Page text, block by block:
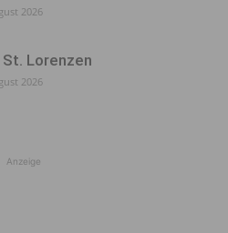
2026
Lorenzen
2026
Anzeige